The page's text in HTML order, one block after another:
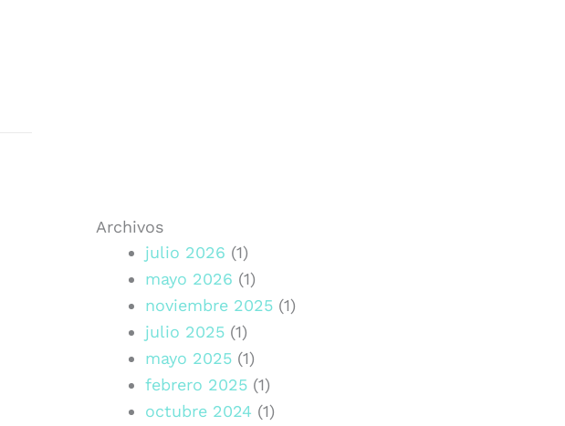
Archivos
julio 2026 (1)
mayo 2026 (1)
noviembre 2025(1)
julio 2025(1)
mayo 2025(1)
febrero 2025(1)
octubre 2024 (1)